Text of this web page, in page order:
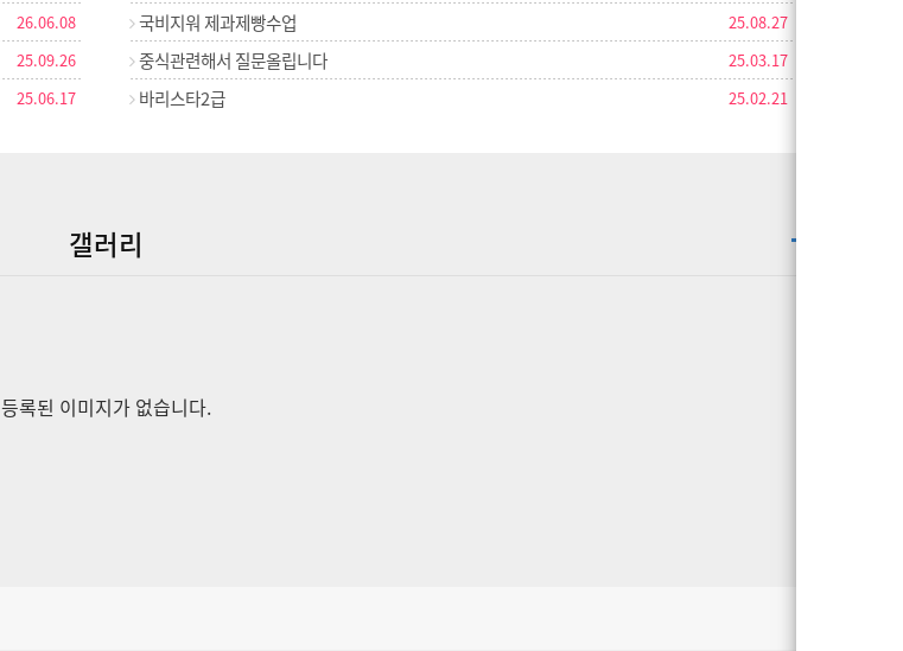
26.06.08
25.09.26
25.06.17
국비지워 제과제빵수업 25.08.27
중식관련해서 질문올립니다 25.03.17
바리스타2급 25.02.21
갤러리
등록된 이미지가 없습니다.